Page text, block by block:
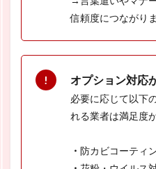
信頼度につながりま
オプション対応
必要に応じて以下
れる業者は満足度
・ 防カビコーティ